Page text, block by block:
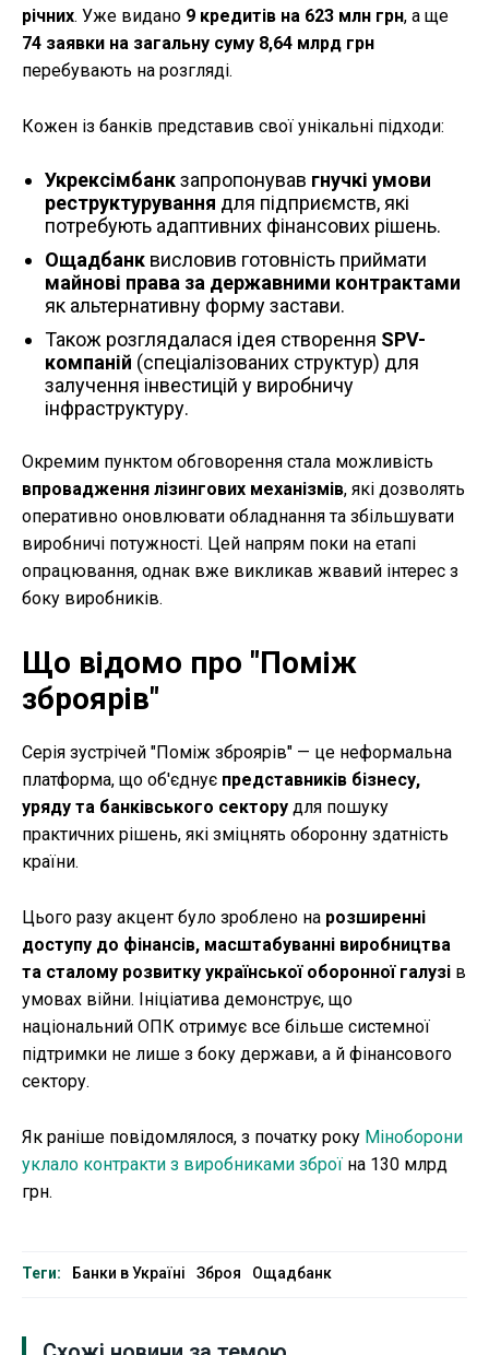
річних. Уже видано 9 кредитів на 623 млн грн, а ще
74 заявки на загальну суму 8,64 млрд грн
перебувають на розгляді.
Кожен із банків представив свої унікальні підходи:
Укрексімбанкзапропонував гнучкі умови
реструктурування для підприємств, які
потребують адаптивних фінансових рішень.
Ощадбанк висловив готовність приймати
майнові права за державними контрактами
як альтернативну форму застави.
Також розглядалася ідея створення SPV-
компаній (спеціалізованих структур) для
залучення інвестицій у виробничу
інфраструктуру.
Окремим пунктом обговорення стала можливість
впровадження лізингових механізмів, які дозволять
оперативно оновлювати обладнання та збільшувати
виробничі потужності. Цей напрям поки на етапі
опрацювання, однак вже викликав жвавий інтерес з
боку виробників.
Що відомо про "Поміж
зброярів"
Серія зустрічей "Поміж зброярів" — це неформальна
платформа, що об'єднує представників бізнесу,
уряду та банківського сектору для пошуку
практичних рішень, які зміцнять оборонну здатність
країни.
Цього разу акцент було зроблено на розширенні
доступу до фінансів, масштабуванні виробництва
та сталому розвитку української оборонної галузі в
умовах війни. Ініціатива демонструє, що
національний ОПК отримує все більше системної
підтримки не лише з боку держави, а й фінансового
сектору.
Як раніше повідомлялося, з початку року Міноборони
уклало контракти з виробниками зброї на 130 млрд
грн.
Теги: Банки в Україні Зброя Ощадбанк